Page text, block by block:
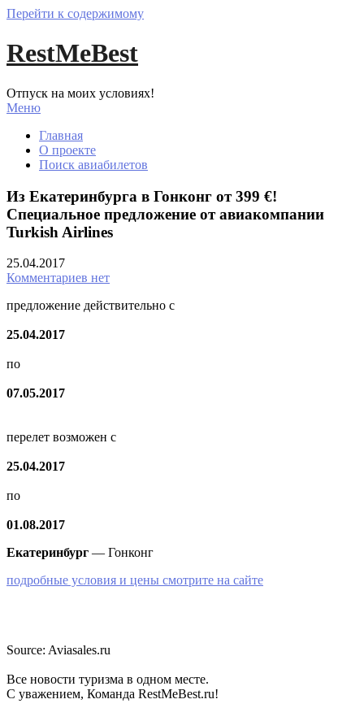
Перейти к содержимому
RestMeBest
Отпуск на моих условиях!
Меню
Главная
О проекте
Поиск авиабилетов
Из Екатеринбурга в Гонконг от 399 €!
Специальное предложение от авиакомпании
Turkish Airlines
25.04.2017
Комментариев нет
предложение действительно с
25.04.2017
по
07.05.2017
перелет возможен с
25.04.2017
по
01.08.2017
Екатеринбург — Гонконг
подробные условия и цены смотрите на сайте
Source: Aviasales.ru
Все новости туризма в одном месте.
С уважением, Команда RestMeBest.ru!